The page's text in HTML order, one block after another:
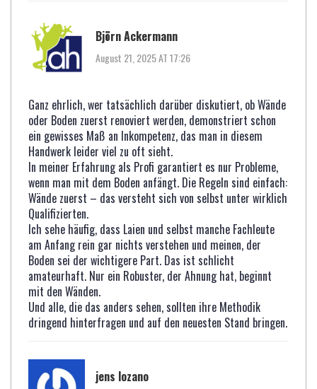
Björn Ackermann
August 21, 2025 AT 17:26
Ganz ehrlich, wer tatsächlich darüber diskutiert, ob Wände
oder Boden zuerst renoviert werden, demonstriert schon
ein gewisses Maß an Inkompetenz, das man in diesem
Handwerk leider viel zu oft sieht.
In meiner Erfahrung als Profi garantiert es nur Probleme,
wenn man mit dem Boden anfängt. Die Regeln sind einfach:
Wände zuerst – das versteht sich von selbst unter wirklich
Qualifizierten.
Ich sehe häufig, dass Laien und selbst manche Fachleute
am Anfang rein gar nichts verstehen und meinen, der
Boden sei der wichtigere Part. Das ist schlicht
amateurhaft. Nur ein Robuster, der Ahnung hat, beginnt
mit den Wänden.
Und alle, die das anders sehen, sollten ihre Methodik
dringend hinterfragen und auf den neuesten Stand bringen.
jens lozano